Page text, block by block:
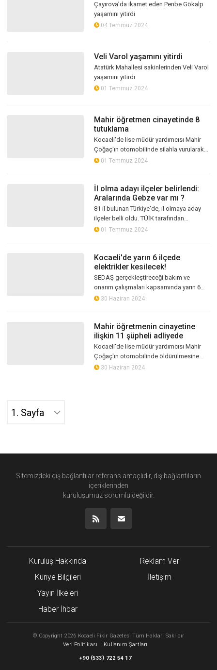
Çayırova’da ikamet eden Penbe Gökalp
yaşamını yitirdi
04 Temmuz 2024
Veli Varol yaşamını yitirdi
Atatürk Mahallesi sakinlerinden Veli Varol
yaşamını yitirdi
01 Temmuz 2024
Mahir öğretmen cinayetinde 8
tutuklama
Kocaeli'de lise müdür yardımcısı Mahir
Çoğaç'ın otomobilinde silahla vurularak
öldürülmesine ilişkin yakalanan
01 Temmuz 2024
İl olma adayı ilçeler belirlendi:
Aralarında Gebze var mı ?
81 il bulunan Türkiye'de, il olmaya aday
ilçeler belli oldu. TÜİK tarafından
açıklanan veriler doğrultusunda, 100 bin
01 Temmuz 2024
Kocaeli'de yarın 6 ilçede
elektrikler kesilecek!
SEDAŞ gerçekleştireceği bakım ve
onarım çalışmaları kapsamında yarın 6
ilçede planlı elektrik kesintisi yapacak
30 Haziran 2024
Mahir öğretmenin cinayetine
ilişkin 11 şüpheli adliyede
Kocaeli'de lise müdür yardımcısı Mahir
Çoğaç'ın otomobilinde öldürülmesine
ilişkin gözaltına alınan katil D.G.'nin (17)
30 Haziran 2024
Sitemizdeki dış bağlantılar referans amaçlıdır, dış bağlantıların
içeriklerinden
kuruluşumuz sorumlu değildir.
Kuruluş Hakkında
Künye Bilgileri
Yayın İlkeleri
Haber İhbar
Reklam Ver
İletişim
© Copyright 2026 Kocaeli Fikir Gazetesi Tüm Hakları Saklıdır
Veri Politikası
Kullanım Şartları
+90 (533) 722 54 17